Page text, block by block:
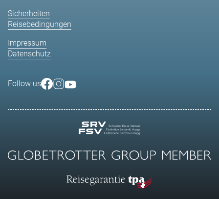
Sicherheiten
Reisebedingungen
Impressum
Datenschutz
Follow us